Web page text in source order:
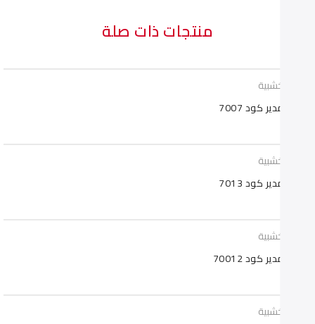
منتجات ذات صلة
خشبية
مدير كود 7007
خشبية
مدير كود 7013
خشبية
مدير كود 70012
خشبية